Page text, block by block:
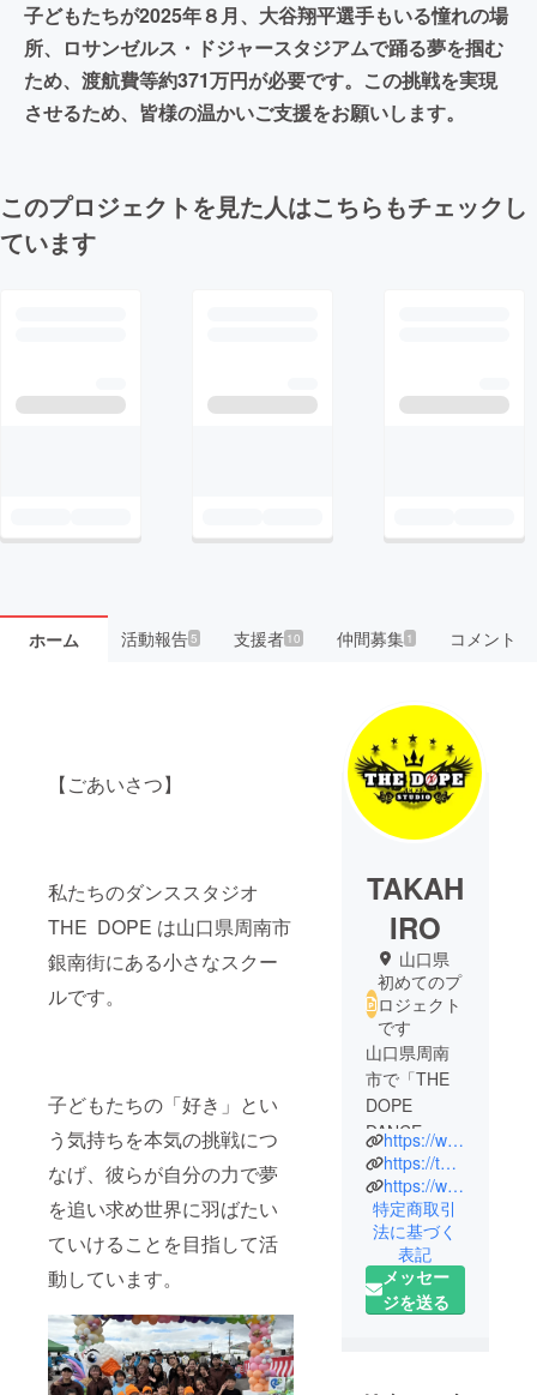
子どもたちが2025年８月、大谷翔平選手もいる憧れの場
所、ロサンゼルス・ドジャースタジアムで踊る夢を掴む
ため、渡航費等約371万円が必要です。この挑戦を実現
させるため、皆様の温かいご支援をお願いします。
このプロジェクトを見た人はこちらもチェックし
ています
ホーム 活動報告5 支援者 10 仲間募集 1 コメント
【ごあいさつ】
私たちのダンススタジオ
THE DOPE は山口県周南市
銀南街にある小さなスクー
ルです。
子どもたちの「好き」とい
う気持ちを本気の挑戦につ
なげ、彼らが自分の力で夢
を追い求め世界に羽ばたい
ていけることを目指して活
動しています。
TAKAH
IRO
山口県
初めてのプ
ロジェクト
です
山口県周南
市で「THE
DOPE
DANCE
STUDIO」を
運営してい
ます。
日々、子ど
もたちと一
緒に楽しく
レッスンを
https://www.instagram.com/thedopedancespot?igsh=MXFrYXg3M2tnbGI3bg%3D%3D&utm_source=qr
https://thedope.info/studio-t?fbclid=PAZXh0bgNhZW0CMTEAAae44iz4kJhrtFcKN-Uv94MdRnR2TgSBZ1qeF81YvNShndUydM3tvXALApuKdA_aem_aKDqpxfJOXQUEDLRAKWYhA
https://www.instagram.com/the_stage_star?igsh=d3ZtNHVzMmRiMHZq&utm_source=qr
特定商取引
法に基づく
表記
メッセー
ジを送る